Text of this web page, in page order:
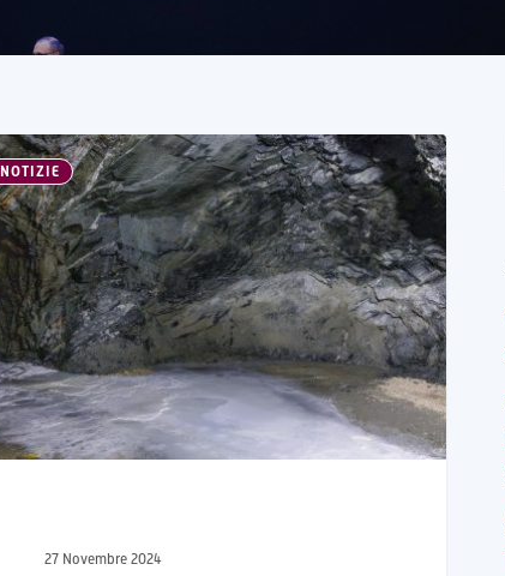
NOTIZIE
27 Novembre 2024